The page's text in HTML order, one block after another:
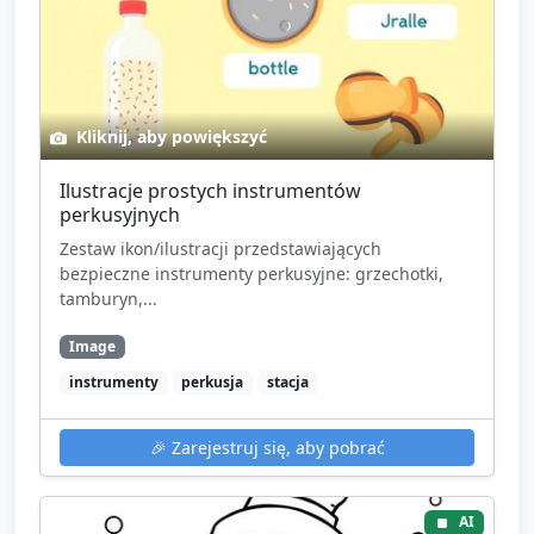
Kliknij, aby powiększyć
Ilustracje prostych instrumentów
perkusyjnych
Zestaw ikon/ilustracji przedstawiających
bezpieczne instrumenty perkusyjne: grzechotki,
tamburyn,...
Image
instrumenty
perkusja stacja
🎉 Zarejestruj się, aby pobrać
AI